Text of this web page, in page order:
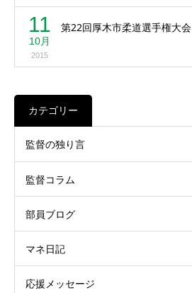
11
10月
2015
第22回厚木市柔道選手権大会
カテゴリー
監督の独り言
監督コラム
部員ブログ
マネ日記
応援メッセージ